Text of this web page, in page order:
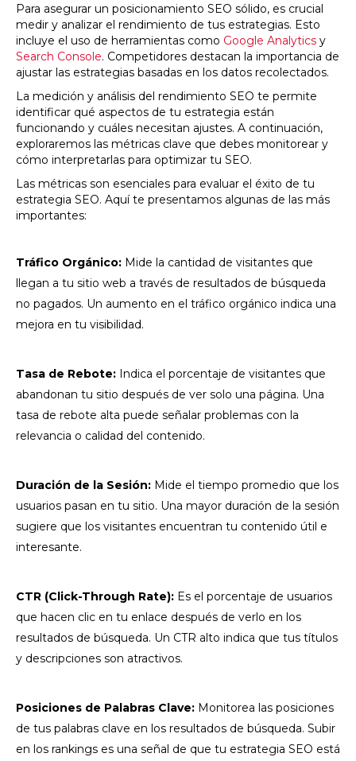
Para asegurar un posicionamiento SEO sólido, es crucial
medir y analizar el rendimiento de tus estrategias. Esto
incluye el uso de herramientas como Google Analytics y
Search Console. Competidores destacan la importancia de
ajustar las estrategias basadas en los datos recolectados.
La medición y análisis del rendimiento SEO te permite
identificar qué aspectos de tu estrategia están
funcionando y cuáles necesitan ajustes. A continuación,
exploraremos las métricas clave que debes monitorear y
cómo interpretarlas para optimizar tu SEO.
Las métricas son esenciales para evaluar el éxito de tu
estrategia SEO. Aquí te presentamos algunas de las más
importantes:
Tráfico Orgánico: Mide la cantidad de visitantes que
llegan a tu sitio web a través de resultados de búsqueda
no pagados. Un aumento en el tráfico orgánico indica una
mejora en tu visibilidad.
Tasa de Rebote: Indica el porcentaje de visitantes que
abandonan tu sitio después de ver solo una página. Una
tasa de rebote alta puede señalar problemas con la
relevancia o calidad del contenido.
Duración de la Sesión: Mide el tiempo promedio que los
usuarios pasan en tu sitio. Una mayor duración de la sesión
sugiere que los visitantes encuentran tu contenido útil e
interesante.
CTR (Click-Through Rate): Es el porcentaje de usuarios
que hacen clic en tu enlace después de verlo en los
resultados de búsqueda. Un CTR alto indica que tus títulos
y descripciones son atractivos.
Posiciones de Palabras Clave: Monitorea las posiciones
de tus palabras clave en los resultados de búsqueda. Subir
en los rankings es una señal de que tu estrategia SEO está